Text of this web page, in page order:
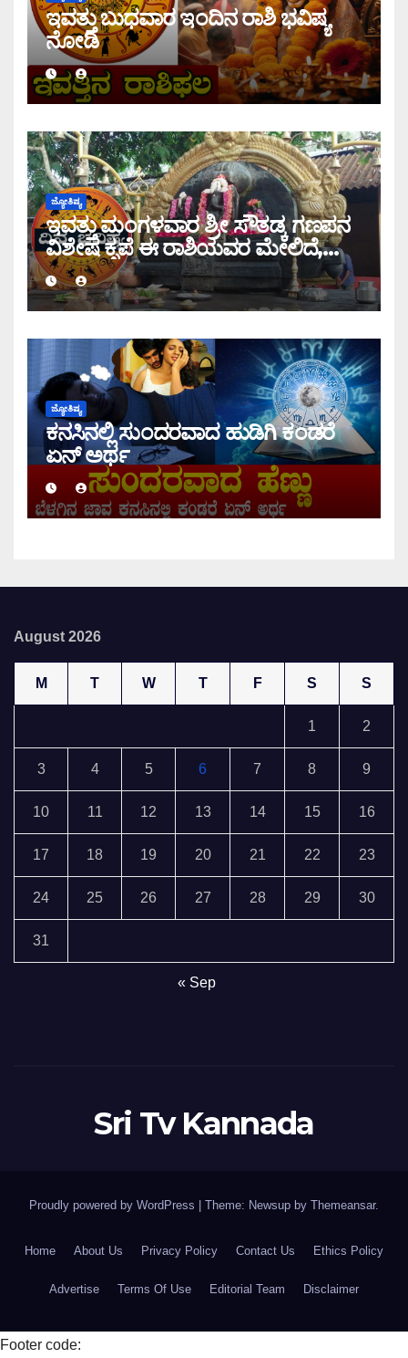
ಇವತ್ತು ಬುಧವಾರ ಇಂದಿನ ರಾಶಿ ಭವಿಷ್ಯ
ನೋಡಿ
ಜ್ಯೋತಿಷ್ಯ
ಇವತ್ತು ಮಂಗಳವಾರ ಶ್ರೀ ಸೌತಡ್ಕ ಗಣಪನ
ವಿಶೇಷ ಕೃಪೆ ಈ ರಾಶಿಯವರ ಮೇಲಿದೆ,
ಇಂದಿನ ರಾಶಿ ಭವಿಷ್ಯ ತಿಳಿಯಿರಿ
ಜ್ಯೋತಿಷ್ಯ
ಕನಸಿನಲ್ಲಿ ಸುಂದರವಾದ ಹುಡಿಗಿ ಕಂಡರೆ
ಏನ್ ಅರ್ಥ
August 2026
M T W T F S S
1 2
3 4 5 6 7 8 9
10 11 12 13 14 15 16
17 18 19 20 21 22 23
24 25 26 27 28 29 30
31
« Sep
Sri Tv Kannada
Proudly powered by WordPress Theme: Newsup by Themeansar.
Home About Us Privacy Policy Contact Us Ethics Policy
Advertise Terms Of Use Editorial Team Disclaimer
Footer code: